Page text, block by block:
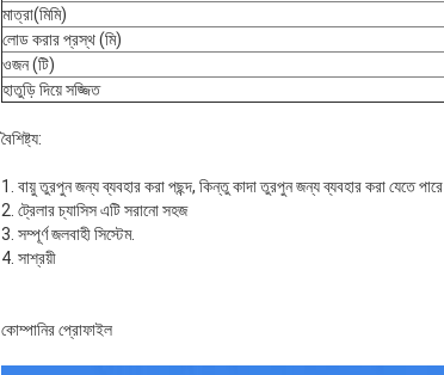
মাত্রা(মিমি)
লোড করার প্রস্থ (মি)
ওজন (টি)
হাতুড়ি দিয়ে সজ্জিত
বৈশিষ্ট্য:
1. বায়ু তুরপুন জন্য ব্যবহার করা পছন্দ, কিন্তু কাদা তুরপুন জন্য ব্যবহার করা যেতে পারে
2. ট্রেলার চ্যাসিস এটি সরানো সহজ
3. সম্পূর্ণ জলবাহী সিস্টেম.
4. সাশ্রয়ী
কোম্পানির প্রোফাইল